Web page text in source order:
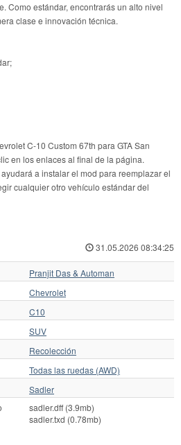
Como estándar, encontrarás un alto nivel
clase e innovación técnica.
C-10 Custom 67th para GTA San
en los enlaces al final de la página.
a instalar el mod para reemplazar el
cualquier otro vehículo estándar del
31.05.2026 08:34:25
Pranjit Das & Automan
Chevrolet
C10
SUV
Recolección
Todas las ruedas (AWD)
Sadler
sadler.dff (3.9mb)
sadler.txd (0.78mb)